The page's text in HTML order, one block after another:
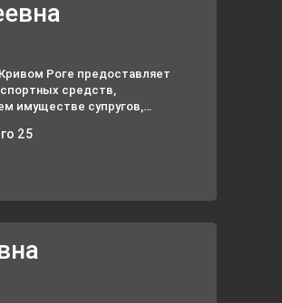
Роге предоставляет
средств,
имуществе супругов,
займы, доверенности).
25